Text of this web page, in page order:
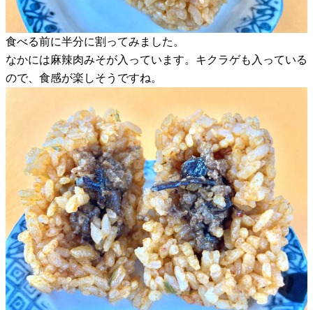
食べる前に半分に割ってみました。
なかには麻辣肉みそが入っています。キクラゲも入っている
ので、食感が楽しそうですね。